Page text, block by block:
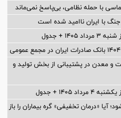
با حمله نظامی، بی‌پاسخ نمی‌ماند
با ایران ناامید شده است
+ جدول
و معدن در پشتیبانی از بخش تولید و
۱۴۰۵ + جدول
«درمان تخفیفی» گره بیماران را باز